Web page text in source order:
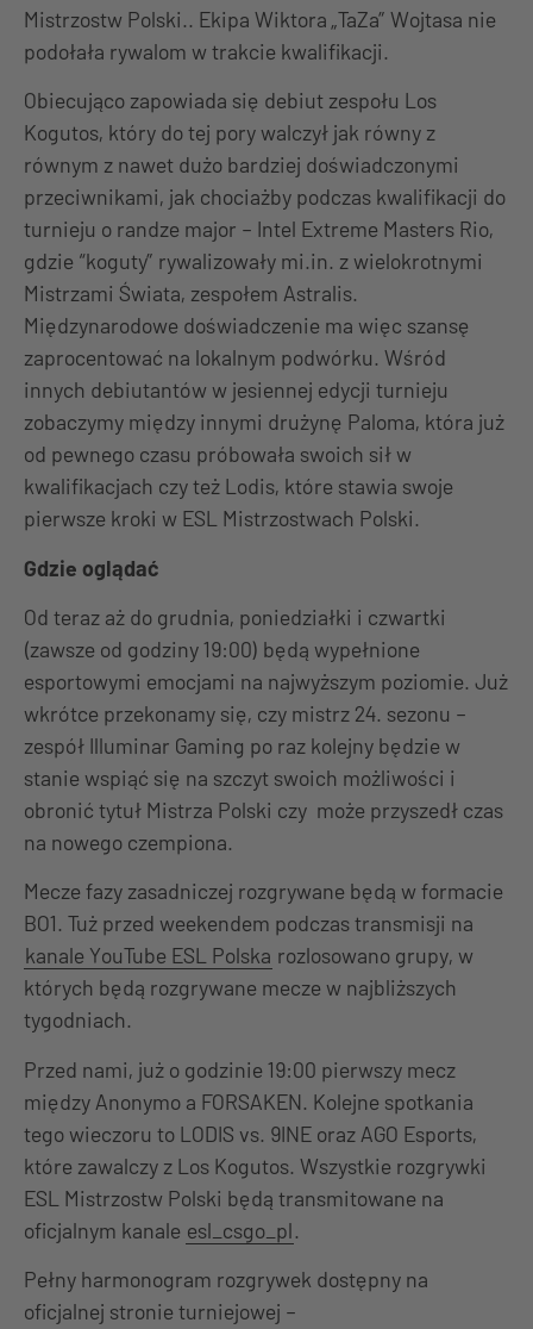
Mistrzostw Polski.. Ekipa Wiktora „TaZa” Wojtasa nie
podołała rywalom w trakcie kwalifikacji.
Obiecująco zapowiada się debiut zespołu Los
Kogutos, który do tej pory walczył jak równy z
równym z nawet dużo bardziej doświadczonymi
przeciwnikami, jak chociażby podczas kwalifikacji do
turnieju o randze major – Intel Extreme Masters Rio,
gdzie “koguty” rywalizowały mi.in. z wielokrotnymi
Mistrzami Świata, zespołem Astralis.
Międzynarodowe doświadczenie ma więc szansę
zaprocentować na lokalnym podwórku. Wśród
innych debiutantów w jesiennej edycji turnieju
zobaczymy między innymi drużynę Paloma, która już
od pewnego czasu próbowała swoich sił w
kwalifikacjach czy też Lodis, które stawia swoje
pierwsze kroki w ESL Mistrzostwach Polski.
Gdzie oglądać
Od teraz aż do grudnia, poniedziałki i czwartki
(zawsze od godziny 19:00) będą wypełnione
esportowymi emocjami na najwyższym poziomie. Już
wkrótce przekonamy się, czy mistrz 24. sezonu –
zespół Illuminar Gaming po raz kolejny będzie w
stanie wspiąć się na szczyt swoich możliwości i
obronić tytuł Mistrza Polski czy może przyszedł czas
na nowego czempiona.
Mecze fazy zasadniczej rozgrywane będą w formacie
BO1. Tuż przed weekendem podczas transmisji na
kanale YouTube ESL Polska rozlosowano grupy, w
których będą rozgrywane mecze w najbliższych
tygodniach.
Przed nami, już o godzinie 19:00 pierwszy mecz
między Anonymo a FORSAKEN. Kolejne spotkania
tego wieczoru to LODIS vs. 9INE oraz AGO Esports,
które zawalczy z Los Kogutos. Wszystkie rozgrywki
ESL Mistrzostw Polski będą transmitowane na
oficjalnym kanale esl_csgo_pl.
Pełny harmonogram rozgrywek dostępny na
oficjalnej stronie turniejowej –